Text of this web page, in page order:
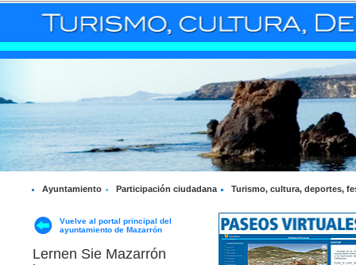
Ayuntamiento Participación ciudadana Turismo, cultura, deportes,
Vuelve al portal principal del
ayuntamiento de Mazarrón
Lernen Sie Mazarrón